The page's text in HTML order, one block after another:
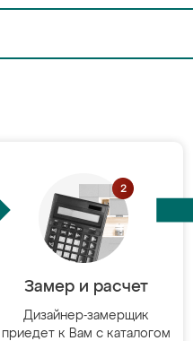
Замер и расчет
Дизайнер-замерщик
приедет к Вам с каталогом